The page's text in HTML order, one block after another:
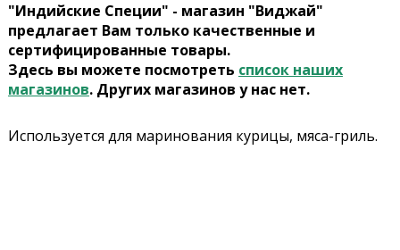
"Индийские Специи" - магазин "Виджай"
предлагает Вам только качественные и
сертифицированные товары.
Здесь вы можете посмотреть список наших
магазинов. Других магазинов у нас нет.
Используется для маринования курицы, мяса-гриль.